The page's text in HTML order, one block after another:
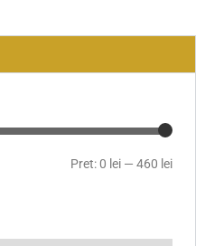
Pret:0 lei — 460 lei